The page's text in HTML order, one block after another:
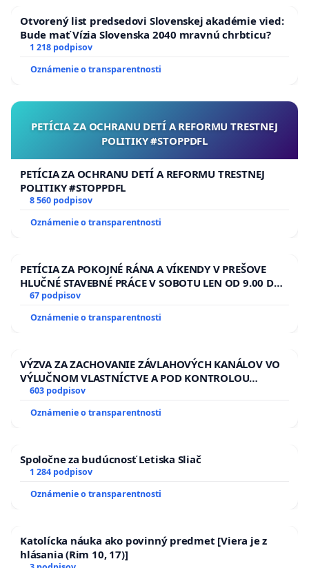
Otvorený list predsedovi Slovenskej akadémie vied:
Bude mať Vízia Slovenska 2040 mravnú chrbticu?
1 218 podpisov
Oznámenie o transparentnosti
PETÍCIA ZA OCHRANU DETÍ A REFORMU TRESTNEJ
POLITIKY #STOPPDFL
PETÍCIA ZA OCHRANU DETÍ A REFORMU TRESTNEJ
POLITIKY #STOPPDFL
8 560 podpisov
Oznámenie o transparentnosti
PETÍCIA ZA POKOJNÉ RÁNA A VÍKENDY V PREŠOVE
HLUČNÉ STAVEBNÉ PRÁCE V SOBOTU LEN OD 9.00 DO
13.00 HOD., CEZ PRACOVNÝ TÝŽDEŇ CIEĽ 8.00 – 18.00
HOD. A PRAVIDELNÁ KONTROLA STAVBY C-AREA NA
ĎUMBIERSKEJ/MAGU
67 podpisov
Oznámenie o transparentnosti
VÝZVA ZA ZACHOVANIE ZÁVLAHOVÝCH KANÁLOV VO
VÝLUČNOM VLASTNÍCTVE A POD KONTROLOU
SLOVENSKEJ REPUBLIKY & žiadosť na riešenie
zanedbaného stavu závlahových a odvodňovacích
kanálov na Slovensku
603 podpisov
Oznámenie o transparentnosti
Spoločne za budúcnosť Letiska Sliač
1 284 podpisov
Oznámenie o transparentnosti
Katolícka náuka ako povinný predmet [Viera je z
hlásania (Rim 10, 17)]